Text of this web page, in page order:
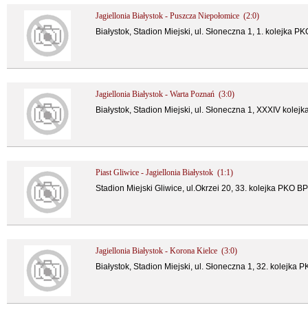
Jagiellonia Białystok - Puszcza Niepołomice (2:0)
Białystok, Stadion Miejski, ul. Słoneczna 1, 1. kolejka
Jagiellonia Białystok - Warta Poznań (3:0)
Białystok, Stadion Miejski, ul. Słoneczna 1, XXXIV
Piast Gliwice - Jagiellonia Białystok (1:1)
Stadion Miejski Gliwice, ul.Okrzei 20, 33. kolejka PKO
Jagiellonia Białystok - Korona Kielce (3:0)
Białystok, Stadion Miejski, ul. Słoneczna 1, 32. kolejka